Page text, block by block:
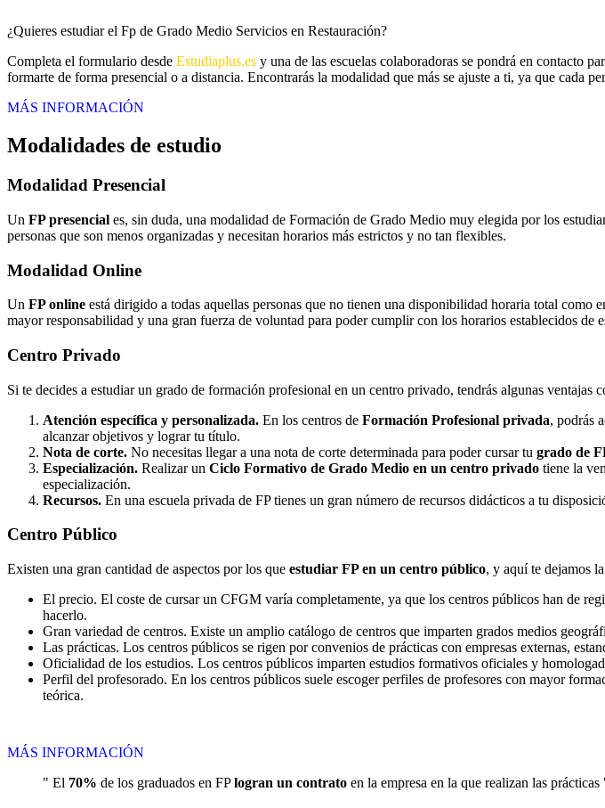
¿Quieres estudiar el Fp de Grado Medio Servicios en Restauración?
Completa el formulario desde Estudiaplus.es y una de las escuelas colaboradoras se pondrá en contacto
formarte de forma presencial o a distancia. Encontrarás la modalidad que más se ajuste a ti, ya que cada
MÁS INFORMACIÓN
Modalidades de estudio
Modalidad Presencial
Un FP presencial es, sin duda, una modalidad de Formación de Grado Medio muy elegida por los
personas que son menos organizadas y necesitan horarios más estrictos y no tan flexibles.
Modalidad Online
Un FP online está dirigido a todas aquellas personas que no tienen una disponibilidad horaria total como
mayor responsabilidad y una gran fuerza de voluntad para poder cumplir con los horarios establecidos de
Centro Privado
Si te decides a estudiar un grado de formación profesional en un centro privado, tendrás algunas ventajas
Atención específica y personalizada. En los centros de Formación Profesional privada, podrás
alcanzar objetivos y lograr tu título.
Nota de corte. No necesitas llegar a una nota de corte determinada para poder cursar tu grado de
Especialización. Realizar un Ciclo Formativo de Grado Medio en un centro privado tiene la
especialización.
Recursos. En una escuela privada de FP tienes un gran número de recursos didácticos a tu
Centro Público
Existen una gran cantidad de aspectos por los que estudiar FP en un centro público, y aquí te dejamos
El precio. El coste de cursar un CFGM varía completamente, ya que los centros públicos han de
hacerlo.
Gran variedad de centros. Existe un amplio catálogo de centros que imparten grados medios
Las prácticas. Los centros públicos se rigen por convenios de prácticas con empresas externas,
Oficialidad de los estudios. Los centros públicos imparten estudios formativos oficiales y
Perfil del profesorado. En los centros públicos suele escoger perfiles de profesores con mayor
teórica.
MÁS INFORMACIÓN
" El 70% de los graduados en FPlogran un contrato en la empresa en la que realizan las prácticas